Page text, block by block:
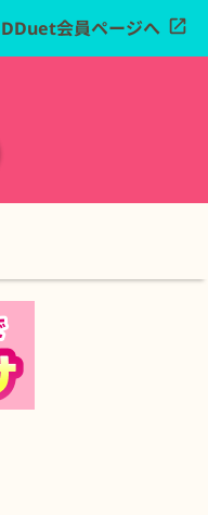
DDuet会員ページへ